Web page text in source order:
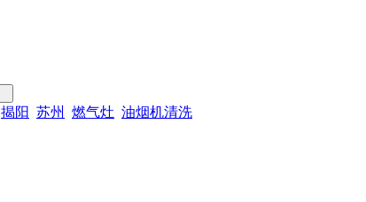
揭阳 苏州 燃气灶 油烟机清洗